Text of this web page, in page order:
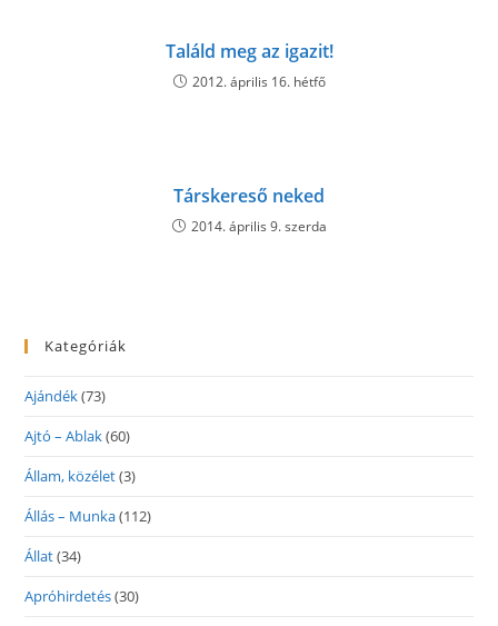
Találd meg az igazit!
2012. április 16. hétfő
Társkereső neked
2014. április 9. szerda
Kategóriák
Ajándék(73)
Ajtó – Ablak(60)
Állam, közélet(3)
Állás – Munka(112)
Állat(34)
Apróhirdetés(30)